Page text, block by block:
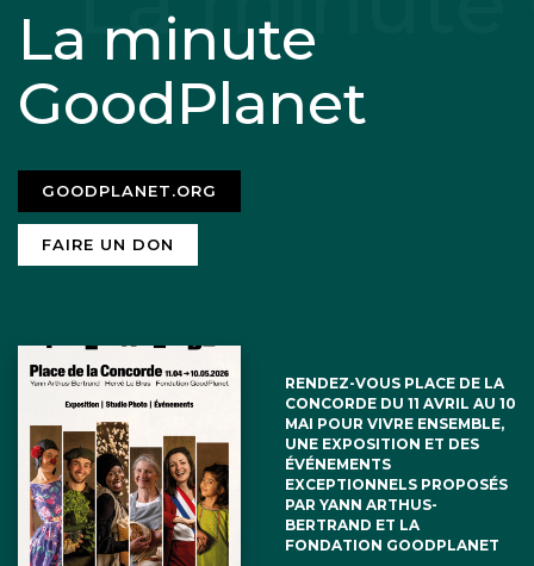
La minute
GoodPlanet
GOODPLANET.ORG
FAIRE UN DON
RENDEZ-VOUS PLACE DE LA
CONCORDE DU 11 AVRIL AU 10
MAI POUR VIVRE ENSEMBLE,
UNE EXPOSITION ET DES
ÉVÉNEMENTS
EXCEPTIONNELS PROPOSÉS
PAR YANN ARTHUS-
BERTRAND ET LA
FONDATION GOODPLANET